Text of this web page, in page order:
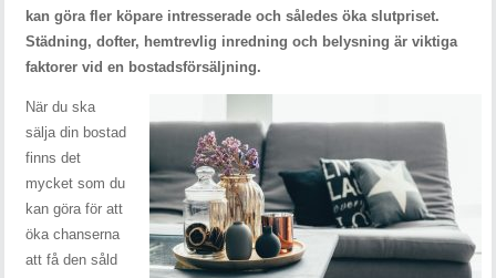
kan göra fler köpare intresserade och således öka slutpriset.
Städning, dofter, hemtrevlig inredning och belysning är viktiga
faktorer vid en bostadsförsäljning.
När du ska
sälja din bostad
finns det
mycket som du
kan göra för att
öka chanserna
att få den såld